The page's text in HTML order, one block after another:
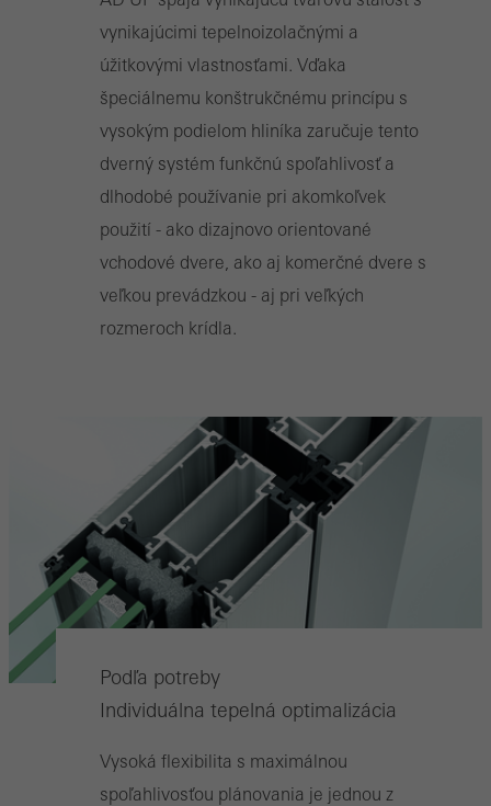
vynikajúcimi tepelnoizolačnými a
úžitkovými vlastnosťami. Vďaka
špeciálnemu konštrukčnému princípu s
vysokým podielom hliníka zaručuje tento
dverný systém funkčnú spoľahlivosť a
dlhodobé používanie pri akomkoľvek
použití - ako dizajnovo orientované
vchodové dvere, ako aj komerčné dvere s
veľkou prevádzkou - aj pri veľkých
rozmeroch krídla.
Podľa potreby
Individuálna tepelná optimalizácia
Vysoká flexibilita s maximálnou
spoľahlivosťou plánovania je jednou z